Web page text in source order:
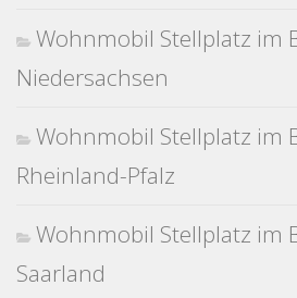
Wohnmobil Stellplatz im
Niedersachsen
Wohnmobil Stellplatz im
Rheinland-Pfalz
Wohnmobil Stellplatz im
Saarland